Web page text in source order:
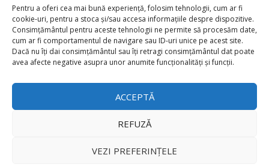
Pentru a oferi cea mai bună experiență, folosim tehnologii, cum ar fi
cookie-uri, pentru a stoca și/sau accesa informațiile despre dispozitive.
Consimțământul pentru aceste tehnologii ne permite să procesăm date,
cum ar fi comportamentul de navigare sau ID-uri unice pe acest site.
Dacă nu îți dai consimțământul sau îți retragi consimțământul dat poate
avea afecte negative asupra unor anumite funcționalități și funcții.
ACCEPTĂ
REFUZĂ
VEZI PREFERINȚELE
Noul Volvo EX90 / Test Drive AutoBlog.MD
32:06
33
MG RX5 - își merită banii? / Test Drive
AutoBlog.MD
34
Noul DACIA DUSTER DIESEL! Primul test drive în
română
Noul Mercedes-Benz E 350 e - cât consumă?! /
Test Drive AutoBlog.MD
ANRE: Detensionarea relativă a situației din
Golf influențează prețurile la carburanți în
Moldova
(foto/video) Imaginea zilei: Și în SUA polițiștii
uneori „stau în tufari”
×